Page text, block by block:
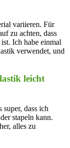
variieren. Für
zu achten, dass
⁢Ich⁣ habe einmal
verwendet, und
leicht
dass ich
stapeln kann.
alles‌ zu